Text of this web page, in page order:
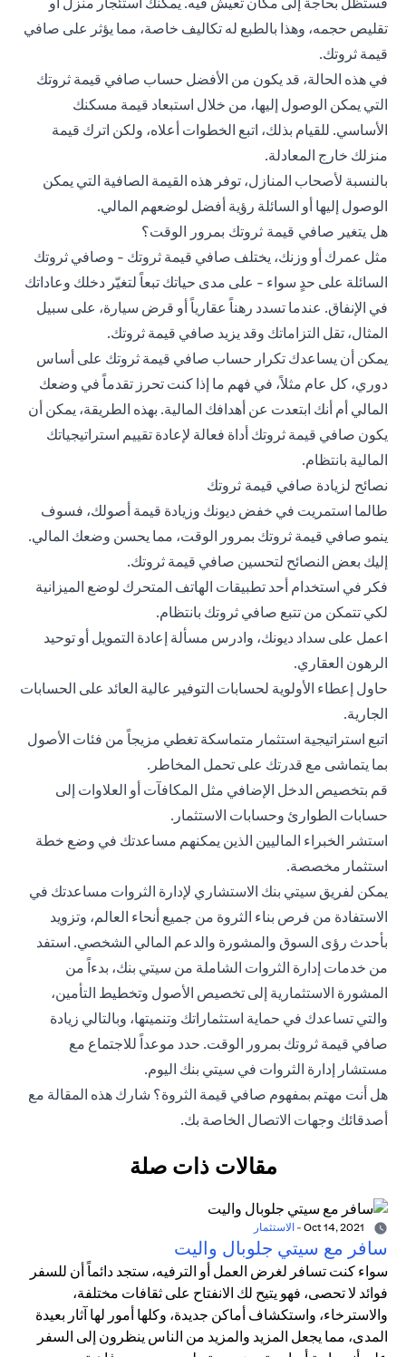
تقليص حجمه، وهذا بالطبع له تكاليف خاصة، مما يؤثر على صافي
قيمة ثروتك.
في هذه الحالة، قد يكون من الأفضل حساب صافي قيمة ثروتك
التي يمكن الوصول إليها، من خلال استبعاد قيمة مسكنك
الأساسي. للقيام بذلك، اتبع الخطوات أعلاه، ولكن اترك قيمة
منزلك خارج المعادلة.
بالنسبة لأصحاب المنازل، توفر هذه القيمة الصافية التي يمكن
الوصول إليها أو السائلة رؤية أفضل لوضعهم المالي.
هل يتغير صافي قيمة ثروتك بمرور الوقت؟
مثل عمرك أو وزنك، يختلف صافي قيمة ثروتك - وصافي ثروتك
السائلة على حدٍ سواء - على مدى حياتك تبعاً لتغيّر دخلك وعاداتك
في الإنفاق. عندما تسدد رهناً عقارياً أو قرض سيارة، على سبيل
المثال، تقل التزاماتك وقد يزيد صافي قيمة ثروتك.
يمكن أن يساعدك تكرار حساب صافي قيمة ثروتك على أساس
دوري، كل عام مثلاً، في فهم ما إذا كنت تحرز تقدماً في وضعك
المالي أم أنك ابتعدت عن أهدافك المالية. بهذه الطريقة، يمكن أن
يكون صافي قيمة ثروتك أداة فعالة لإعادة تقييم استراتيجياتك
المالية بانتظام.
نصائح لزيادة صافي قيمة ثروتك
طالما استمريت في خفض ديونك وزيادة قيمة أصولك، فسوف
ينمو صافي قيمة ثروتك بمرور الوقت، مما يحسن وضعك المالي.
إليك بعض النصائح لتحسين صافي قيمة ثروتك.
فكر في استخدام أحد تطبيقات الهاتف المتحرك لوضع الميزانية
لكي تتمكن من تتبع صافي ثروتك بانتظام.
اعمل على سداد ديونك، وادرس مسألة إعادة التمويل أو توحيد
الرهون العقاري.
حاول إعطاء الأولوية لحسابات التوفير عالية العائد على الحسابات
الجارية.
اتبع استراتيجية استثمار متماسكة تغطي مزيجاً من فئات الأصول
بما يتماشى مع قدرتك على تحمل المخاطر.
قم بتخصيص الدخل الإضافي مثل المكافآت أو العلاوات إلى
حسابات الطوارئ وحسابات الاستثمار.
استشر الخبراء الماليين الذين يمكنهم مساعدتك في وضع خطة
استثمار مخصصة.
يمكن لفريق سيتي بنك الاستشاري لإدارة الثروات مساعدتك في
الاستفادة من فرص بناء الثروة من جميع أنحاء العالم، وتزويد
بأحدث رؤى السوق والمشورة والدعم المالي الشخصي. استفد
من خدمات إدارة الثروات الشاملة من سيتي بنك، بدءاً من
المشورة الاستثمارية إلى تخصيص الأصول وتخطيط التأمين،
والتي تساعدك في حماية استثماراتك وتنميتها، وبالتالي زيادة
صافي قيمة ثروتك بمرور الوقت. حدد موعداً للاجتماع مع
مستشار إدارة الثروات في سيتي بنك اليوم.
هل أنت مهتم بمفهوم صافي قيمة الثروة؟ شارك هذه المقالة مع
أصدقائك وجهات الاتصال الخاصة بك.
مقالات ذات صلة
- الاستثمار
سافر مع سيتي جلوبال واليت
سواء كنت تسافر لغرض العمل أو الترفيه، ستجد دائماً أن للسفر
فوائد لا تحصى، فهو يتيح لك الانفتاح على ثقافات مختلفة،
والاسترخاء، واستكشاف أماكن جديدة، وكلها أمور لها آثار بعيدة
المدى، مما يجعل المزيد والمزيد من الناس ينظرون إلى السفر